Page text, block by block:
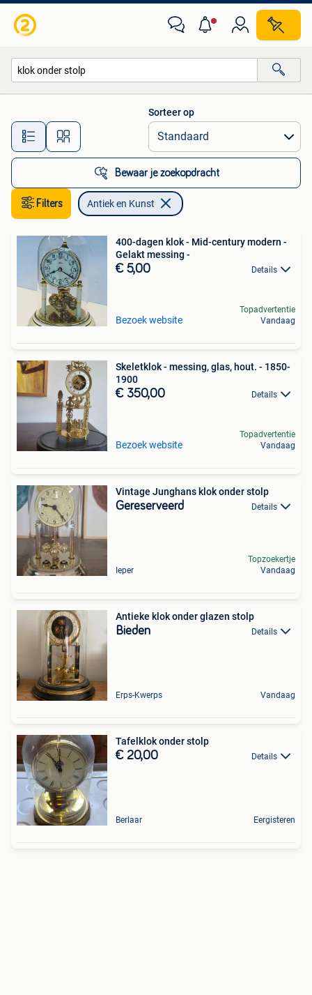
Alle afstanden…
Sorteer op
Bewaar je zoekopdracht
Filters Antiek en Kunst
400-dagen klok - Mid-century modern -
Gelakt messing -
€ 5,00 Details
Bezoek website
Topadvertentie
Vandaag
Skeletklok - messing, glas, hout. - 1850-
1900
€ 350,00 Details
Bezoek website
Topadvertentie
Vandaag
Vintage Junghans klok onder stolp
Gereserveerd Details
Ieper
Topzoekertje
Vandaag
Antieke klok onder glazen stolp
Bieden Details
Erps-Kwerps Vandaag
Tafelklok onder stolp
€ 20,00 Details
Berlaar Eergisteren